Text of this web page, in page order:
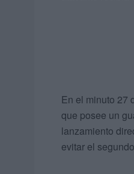
En el minuto 27
que posee un
lanzamiento
evitar el